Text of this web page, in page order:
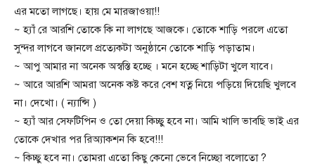
এর মতো লাগছে। হায় মে মারজাওয়া!!
~ হ্যাঁ রে আরশি তোকে কি না লাগছে আজকে। তোকে শাড়ি পরলে এতো
সুন্দর লাগবে জানলে প্রত্যেকটা অনুষ্ঠানে তোকে শাড়ি পড়াতাম।
~ আপু আমার না অনেক অস্বস্তি হচ্ছে । মনে হচ্ছে শাড়িটা খুলে যাবে।
~ আরে আরশি আমরা অনেক কষ্ট করে বেশ যত্ন নিয়ে পড়িয়ে দিয়েছি খুলবে
না। দেখো। ( ন্যান্সি )
~ হ্যাঁ আর সেফটিপিন ও তো দেয়া কিচ্ছু হবে না। আমি খালি ভাবছি ভাই এর
তোকে দেখার পর রিঅ্যাকশন কি হবে!!!
~ কিচ্ছু হবে না। তোমরা এতো কিছু কেনো ভেবে নিচ্ছো বলোতো ?